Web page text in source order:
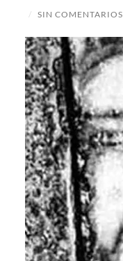
/ SIN COMENTARIOS